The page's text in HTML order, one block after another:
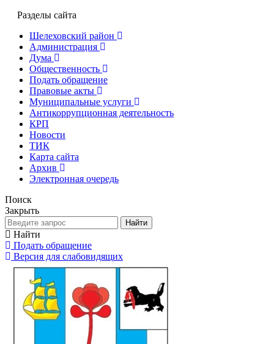
Разделы сайта
Шелеховский район
Администрация
Дума
Общественность
Подать обращение
Правовые акты
Муниципальные услуги
Антикоррупционная деятельность
КРП
Новости
ТИК
Карта сайта
Архив
Электронная очередь
Поиск
Закрыть
Найти
Найти
Подать обращение
Версия для слабовидящих